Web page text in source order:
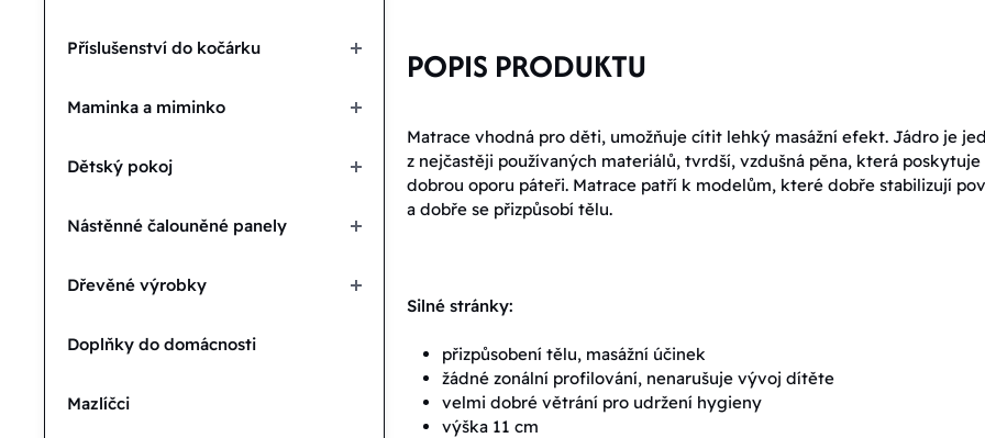
Příslušenství do kočárku
Maminka a miminko
Dětský pokoj
Nástěnné čalouněné panely
Dřevěné výrobky
Doplňky do domácnosti
Mazlíčci
POPIS PRODUKTU
Matrace vhodná pro děti, umožňuje cítit lehký masážní efekt. Jádro je
z nejčastěji používaných materiálů, tvrdší, vzdušná pěna, která poskytuje
dobrou oporu páteři. Matrace patří k modelům, které dobře stabilizují
a dobře se přizpůsobí tělu.
Silné stránky:
přizpůsobení tělu, masážní účinek
žádné zonální profilování, nenarušuje vývoj dítěte
velmi dobré větrání pro udržení hygieny
výška 11 cm